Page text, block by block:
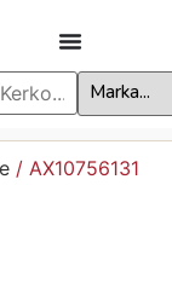
/ AX10756131